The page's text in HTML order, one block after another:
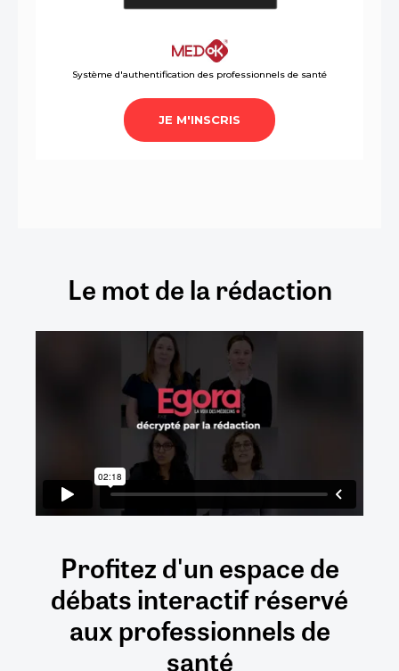
Le mot de la rédaction
Profitez d'un espace de
débatsinteractifréservé
auxprofessionnels de
santé